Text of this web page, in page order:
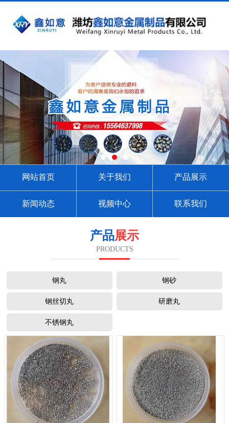
网站首页 关于我们 产品展示
新闻动态 视频中心 联系我们
产品展示
PRODUCTS
钢丸 钢砂
钢丝切丸 研磨丸
不锈钢丸